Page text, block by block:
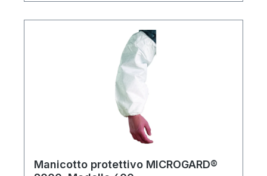
Manicotto protettivo MICROGARD®